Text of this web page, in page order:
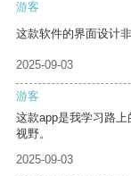
游客
这款软件的界面设计
2025-09-03
游客
这款app是我学习路
视野。
2025-09-03